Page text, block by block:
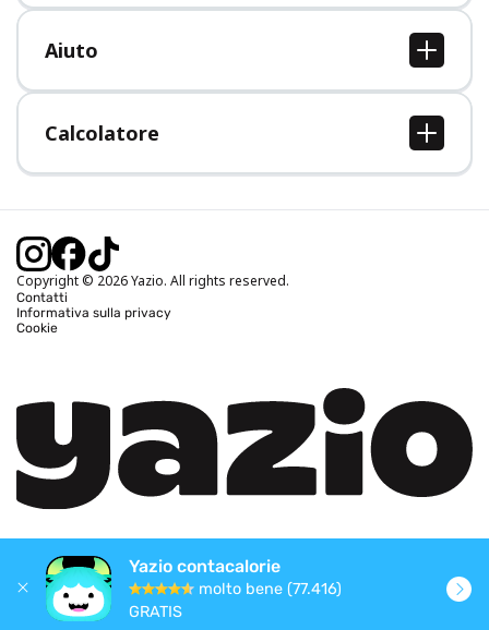
Tutti i cibi
Aiuto
Centro assistenza
Calcolatore
Calcolo BMI (IMC)
Calcolo peso ideale
Calcolo calorie bruciate
Copyright © 2026 Yazio. All rights reserved.
Contatti
Informativa sulla privacy
Cookie
Yazio contacalorie
molto bene (77.416)
GRATIS